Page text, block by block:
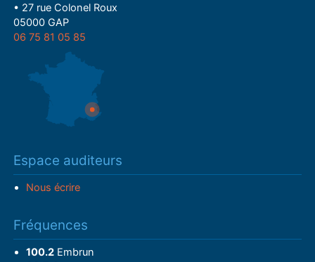
• 27 rue Colonel Roux
05000 GAP
06 75 81 05 85
Espace auditeurs
Nous écrire
Fréquences
100.2Embrun